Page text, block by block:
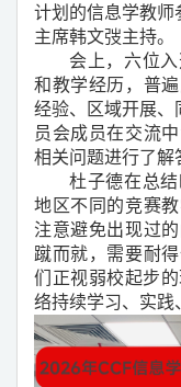
计划的信息学教师
主席韩文弢主持。
会上，六位
和教学经历，普
经验、区域开展、
员会成员在交流
相关问题进行了解
杜子德在总
地区不同的竞赛
注意避免出现过
蹴而就，需要耐
们正视弱校起步
络持续学习、实践